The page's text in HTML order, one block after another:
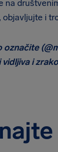
na
i
i